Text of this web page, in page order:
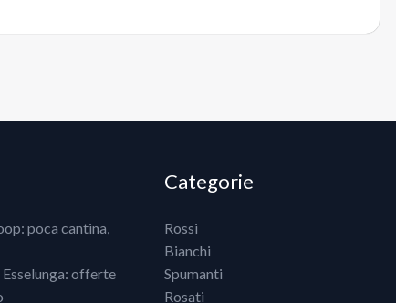
poca cantina,
offerte
Categorie
Rossi
Bianchi
Spumanti
Rosati